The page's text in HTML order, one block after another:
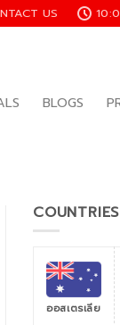
US
BLOGS
COUNTRIES
ออสเตรเลีย